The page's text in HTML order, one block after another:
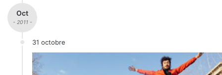
Oct
- 2011 -
31 octobre